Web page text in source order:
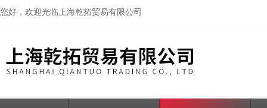
您好，欢迎光临上海乾拓贸易有限公司